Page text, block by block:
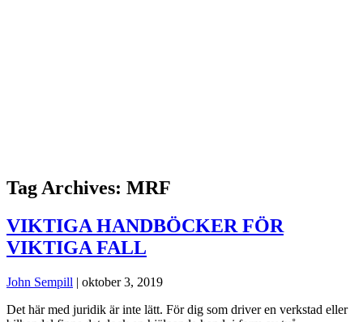
Tag Archives: MRF
VIKTIGA HANDBÖCKER FÖR
VIKTIGA FALL
John Sempill | oktober 3, 2019
Det här med juridik är inte lätt. För dig som driver en verkstad eller